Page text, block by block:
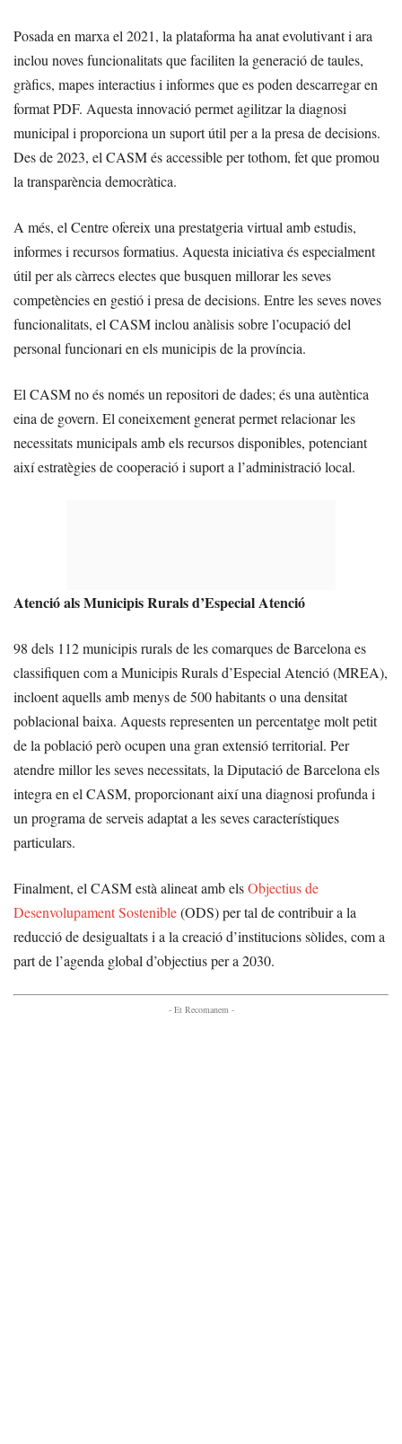
Posada en marxa el 2021, la plataforma ha anat evolutivant i ara
inclou noves funcionalitats que faciliten la generació de taules,
gràfics, mapes interactius i informes que es poden descarregar en
format PDF. Aquesta innovació permet agilitzar la diagnosi
municipal i proporciona un suport útil per a la presa de decisions.
Des de 2023, el CASM és accessible per tothom, fet que promou
la transparència democràtica.
A més, el Centre ofereix una prestatgeria virtual amb estudis,
informes i recursos formatius. Aquesta iniciativa és especialment
útil per als càrrecs electes que busquen millorar les seves
competències en gestió i presa de decisions. Entre les seves noves
funcionalitats, el CASM inclou anàlisis sobre l’ocupació del
personal funcionari en els municipis de la província.
El CASM no és només un repositori de dades; és una autèntica
eina de govern. El coneixement generat permet relacionar les
necessitats municipals amb els recursos disponibles, potenciant
així estratègies de cooperació i suport a l’administració local.
Atenció als Municipis Rurals d’Especial Atenció
98 dels 112 municipis rurals de les comarques de Barcelona es
classifiquen com a Municipis Rurals d’Especial Atenció (MREA),
incloent aquells amb menys de 500 habitants o una densitat
poblacional baixa. Aquests representen un percentatge molt petit
de la població però ocupen una gran extensió territorial. Per
atendre millor les seves necessitats, la Diputació de Barcelona els
integra en el CASM, proporcionant així una diagnosi profunda i
un programa de serveis adaptat a les seves característiques
particulars.
Finalment, el CASM està alineat amb elsObjectius de
Desenvolupament Sostenible(ODS) per tal de contribuir a la
reducció de desigualtats i a la creació d’institucions sòlides, com a
part de l’agenda global d’objectius per a 2030.
- Et Recomanem -